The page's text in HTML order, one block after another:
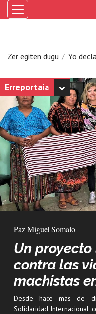
Zer egiten dugu Yo
Paz Miguel Somalo
Un
contra las
machistas
Desde hace más de
Solidaridad Internacional
Erreportaia